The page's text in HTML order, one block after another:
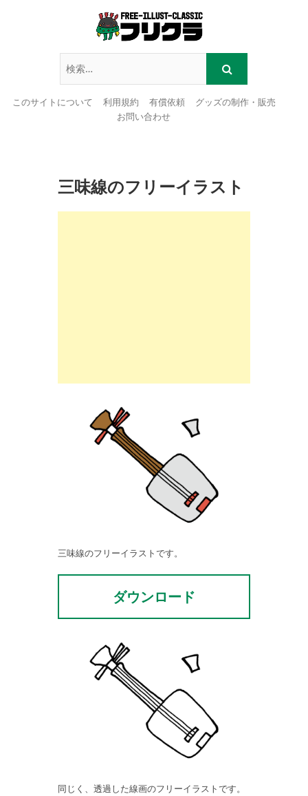
このサイトについて 利用規約 有償依頼
グッズの制作・販売
お問い合わせ
三味線のフリーイラスト
三味線のフリーイラストです。
ダウンロード
同じく、透過した線画のフリーイラストです。